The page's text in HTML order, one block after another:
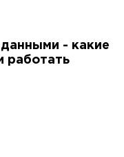
- какие
работать